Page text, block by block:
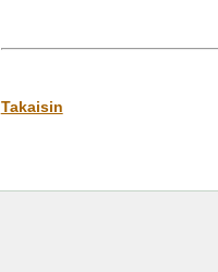
Takaisin